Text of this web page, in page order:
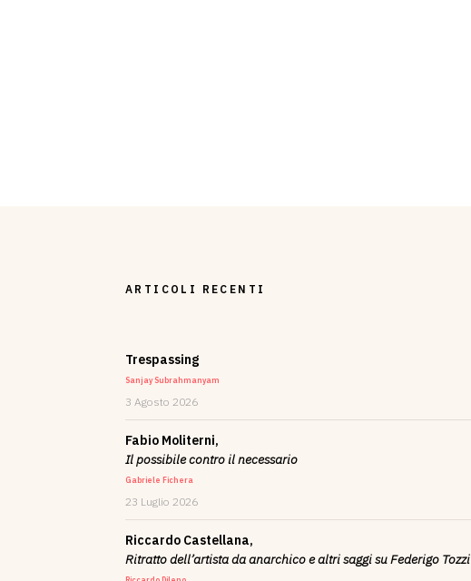
ARTICOLI RECENTI
Trespassing
Sanjay Subrahmanyam
3 Agosto 2026
Fabio Moliterni,
Il possibile contro il necessario
Gabriele Fichera
23 Luglio 2026
Riccardo Castellana,
Ritratto dell’artista da anarchico e altri saggi su Federigo Tozzi